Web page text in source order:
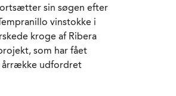
0,43 g/l
4,9 g/l
70 mg/l
Ja
16 måneder i bare 2
sin søgen efter
vinstokke i
kroge af Ribera
som har fået
årrække udfordret